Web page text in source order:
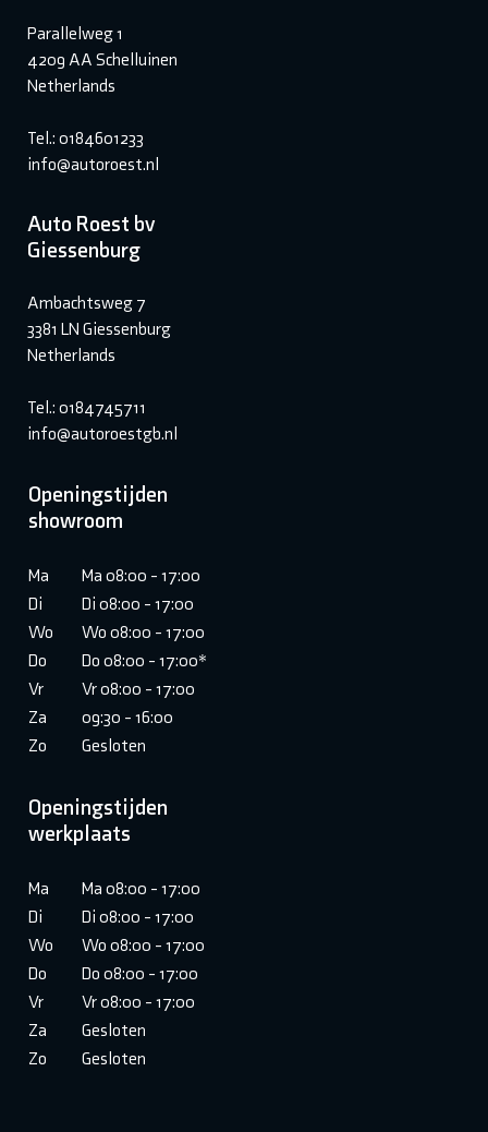
Parallelweg 1
4209 AA Schelluinen
Netherlands
Tel.: 0184601233
info@autoroest.nl
Auto Roest bv
Giessenburg
Ambachtsweg 7
3381 LN Giessenburg
Netherlands
Tel.: 0184745711
info@autoroestgb.nl
Openingstijden
showroom
Ma
Ma 08:00 - 17:00
Di
Di 08:00 - 17:00
Wo
Wo 08:00 - 17:00
Do
Do 08:00 - 17:00*
Vr
Vr 08:00 - 17:00
Za
09:30 - 16:00
Zo
Gesloten
Openingstijden
werkplaats
Ma
Ma 08:00 - 17:00
Di
Di 08:00 - 17:00
Wo
Wo 08:00 - 17:00
Do
Do 08:00 - 17:00
Vr
Vr 08:00 - 17:00
Za
Gesloten
Zo
Gesloten